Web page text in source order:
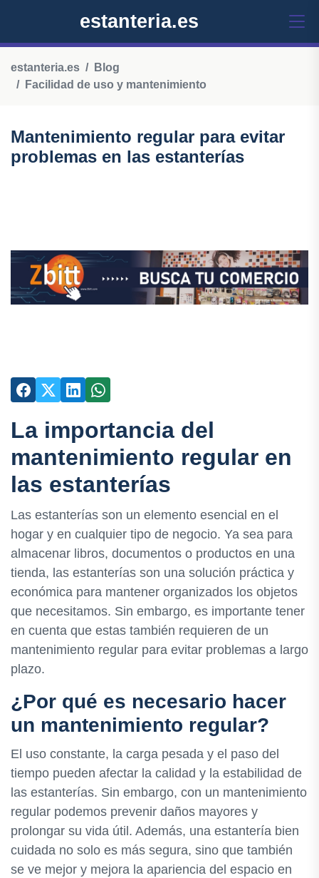
estanteria.es
estanteria.es
Blog
Facilidad de uso y mantenimiento
Mantenimiento regular para evitar
problemas en las estanterías
La importancia del
mantenimiento regular en
las estanterías
Las estanterías son un elemento esencial en el
hogar y en cualquier tipo de negocio. Ya sea para
almacenar libros, documentos o productos en una
tienda, las estanterías son una solución práctica y
económica para mantener organizados los objetos
que necesitamos. Sin embargo, es importante tener
en cuenta que estas también requieren de un
mantenimiento regular para evitar problemas a largo
plazo.
¿Por qué es necesario hacer
un mantenimiento regular?
El uso constante, la carga pesada y el paso del
tiempo pueden afectar la calidad y la estabilidad de
las estanterías. Sin embargo, con un mantenimiento
regular podemos prevenir daños mayores y
prolongar su vida útil. Además, una estantería bien
cuidada no solo es más segura, sino que también
se ve mejor y mejora la apariencia del espacio en